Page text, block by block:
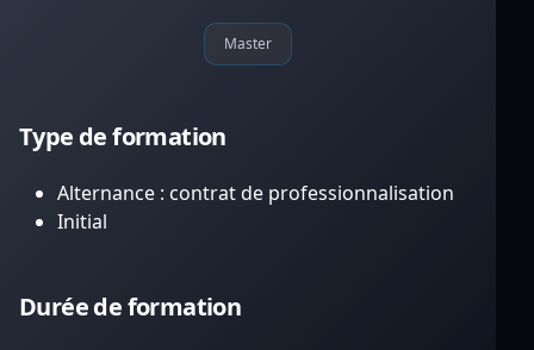
Master
Type de formation
Alternance : contrat de professionnalisation
Initial
Durée de formation